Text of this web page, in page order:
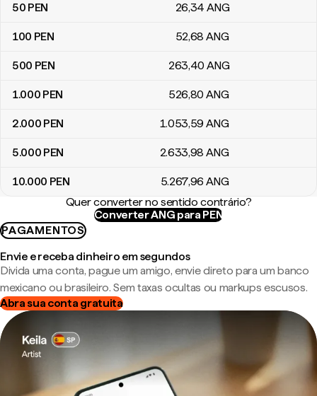
50 PEN 26,34 ANG
100 PEN 52,68 ANG
500 PEN 263,40 ANG
1.000 PEN 526,80 ANG
2.000 PEN 1.053,59 ANG
5.000 PEN 2.633,98 ANG
10.000 PEN 5.267,96 ANG
Quer converter no sentido contrário?
Converter ANG para PEN
PAGAMENTOS
Envie e receba dinheiro em segundos
Divida uma conta, pague um amigo, envie direto para um banco
mexicano ou brasileiro. Sem taxas ocultas ou markups escusos.
Abra sua conta gratuita